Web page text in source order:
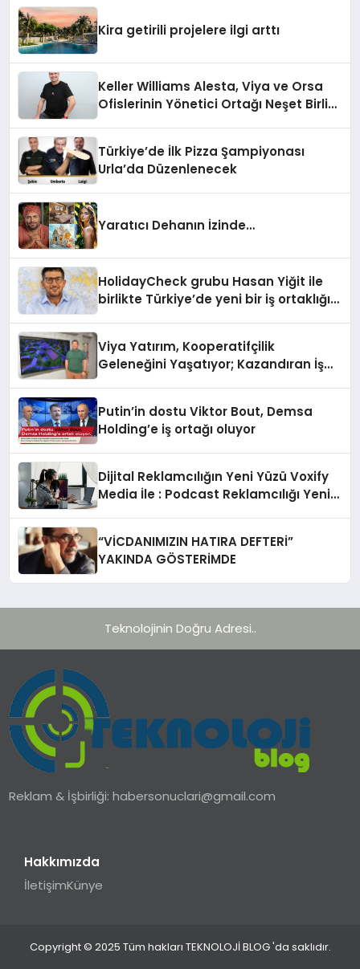
Kira getirili projelere ilgi arttı
Keller Williams Alesta, Viya ve Orsa
Ofislerinin Yönetici Ortağı Neşet Birlik:
Türkiye’de İlk Pizza Şampiyonası
Urla’da Düzenlenecek
Yaratıcı Dehanın İzinde…
HolidayCheck grubu Hasan Yiğit ile
birlikte Türkiye’de yeni bir iş ortaklığı
Viya Yatırım, Kooperatifçilik
Geleneğini Yaşatıyor; Kazandıran İş
Putin’in dostu Viktor Bout, Demsa
Holding’e iş ortağı oluyor
Dijital Reklamcılığın Yeni Yüzü Voxify
Media İle : Podcast Reklamcılığı Yeni
“VİCDANIMIZIN HATIRA DEFTERİ”
YAKINDA GÖSTERİMDE
Teknolojinin Doğru Adresi..
Reklam & İşbirliği:habersonuclari@gmail.com
Hakkımızda
İletişimKünye
Copyright © 2025 Tüm hakları TEKNOLOJİ BLOG 'da saklıdır.